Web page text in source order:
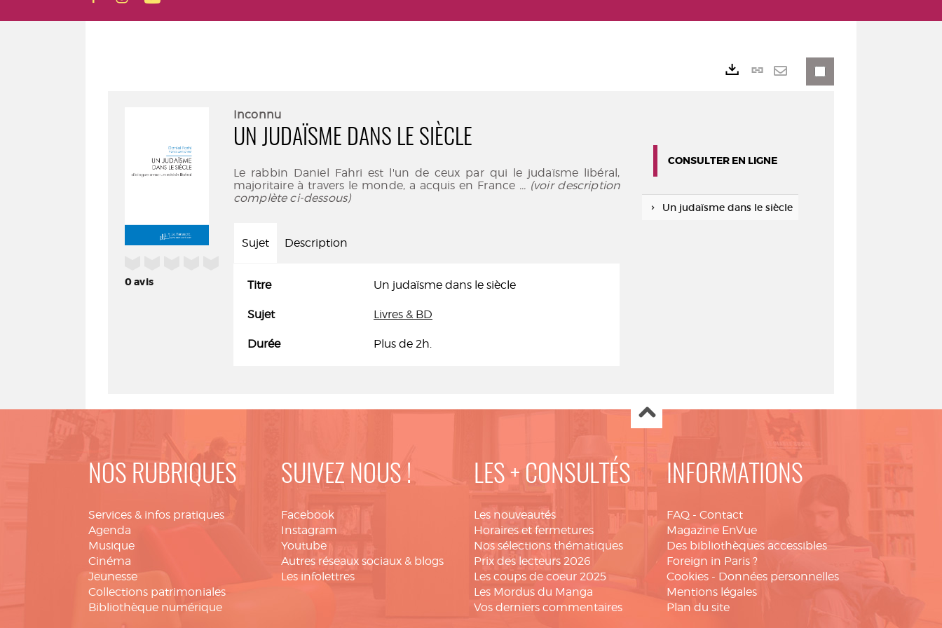
0avis
Inconnu
UN JUDAÏSME DANS LE SIÈCLE
Le rabbin Daniel Fahri est l'un de ceux par qui le judaïsme libéral,
majoritaire à travers le monde, a acquis en France ... (voir description
complète ci-dessous)
Sujet Description
Titre Un judaïsme dans le siècle
Sujet Livres & BD
Durée Plus de 2h.
Lien
CONSULTER EN LIGNE
Un judaïsme dans le siècle
NOS RUBRIQUES
Services & infos pratiques
Agenda
Musique
Cinéma
Jeunesse
Collections patrimoniales
Bibliothèque numérique
SUIVEZ NOUS !
Facebook
Instagram
Youtube
Autres réseaux sociaux & blogs
Les infolettres
LES + CONSULTÉS
Les nouveautés
Horaires et fermetures
Nos sélections thématiques
Prix des lecteurs 2026
Les coups de coeur 2025
Les Mordus du Manga
Vos derniers commentaires
INFORMATIONS
FAQ - Contact
Magazine EnVue
Des bibliothèques accessibles
Foreign in Paris ?
Cookies - Données personnelles
Mentions légales
Plan du site